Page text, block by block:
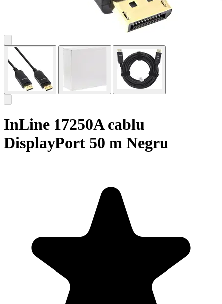
InLine 17250A cablu
DisplayPort 50 m Negru